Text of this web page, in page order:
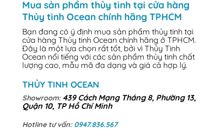
Mua sản phẩm thủy tinh tại cửa hàng
Thủy tinh Ocean chính hãng TPHCM
Bạn đang có ý định mua sản phẩm thủy tinh tại
cửa hàng Thủy tinh Ocean chính hãng ở TPHCM.
Đây là một lựa chọn rất tốt, bởi vì Thủy Tinh
Ocean nổi tiếng với các sản phẩm thủy tinh chất
lượng cao, mẫu mã đa dạng và giá cả hợp lý.
THỦY TINH OCEAN
Showroom: 439 Cách Mạng Tháng 8, Phường 13,
Quận 10, TP Hồ Chí Minh
Hotline tư vấn: 0947.836.567